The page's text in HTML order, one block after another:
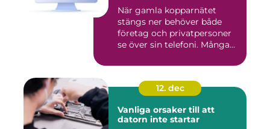
När gamla kopparnätet
stängs ner behöver både
företag och privatpersoner
se över sin telefoni. Många...
12. dec
Vanliga orsaker till att
datorn inte startar